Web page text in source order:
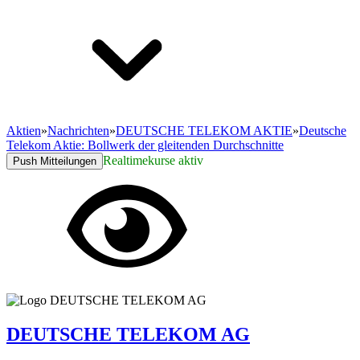
Aktien»Nachrichten»DEUTSCHE TELEKOM AKTIE»Deutsche
Telekom Aktie: Bollwerk der gleitenden Durchschnitte
Push Mitteilungen Realtimekurse aktiv
DEUTSCHE TELEKOM AG